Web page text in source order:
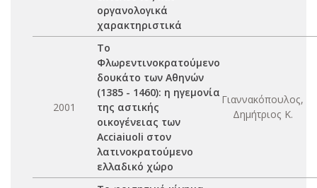
οργανολογικά
χαρακτηριστικά
2001
Το
Φλωρεντινοκρατούμενο
δουκάτο των Αθηνών
(1385 - 1460): η ηγεμονία
της αστικής
οικογένειας των
Acciaiuoli στον
λατινοκρατούμενο
ελλαδικό χώρο
Γιαννακόπουλος,
Δημήτριος Κ.